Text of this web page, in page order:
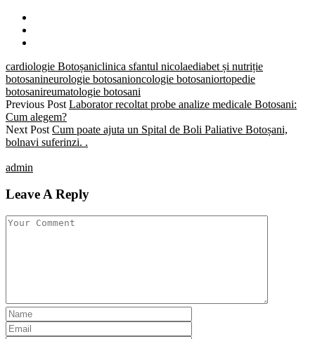
cardiologie Botoșaniclinica sfantul nicolaediabet și nutriție
botosanineurologie botosanioncologie botosaniortopedie
botosanireumatologie botosani
Previous Post Laborator recoltat probe analize medicale Botosani:
Cum alegem?
Next Post Cum poate ajuta un Spital de Boli Paliative Botoșani,
bolnavi suferinzi. .
admin
Leave A Reply